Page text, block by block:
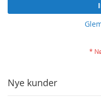
Nye kunder